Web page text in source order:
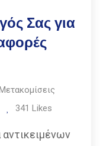
Σας για
341 Likes